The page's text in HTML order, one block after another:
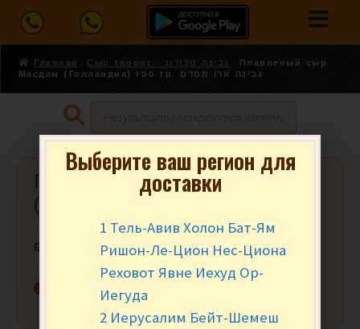
Главная Сыр творог - גבינה טבורוג
Плавленый сыр
Масдам (Голландия) 100 гр. גבינה ארו מסדם
Плавленый сыр Масдам
₪ за шт.
Нет в наличии
Выберите ваш регион для
доставки
1 Тель-Авив Холон Бат-Ям
Ришон-Ле-Цион Нес-Циона
Реховот Явне Иехуд Ор-
Иегуда
2 Иерусалим Бейт-Шемеш